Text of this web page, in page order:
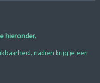
hieronder.
nadien krijg je een